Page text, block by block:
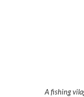
A fishing